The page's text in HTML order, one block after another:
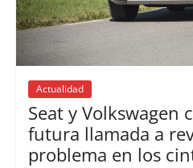
Actualidad
Seat y Volkswagen
futura llamada a
problema en los